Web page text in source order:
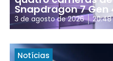
Snapdragon 7 Gen
3 de agosto de 2026 20:48
Notícias